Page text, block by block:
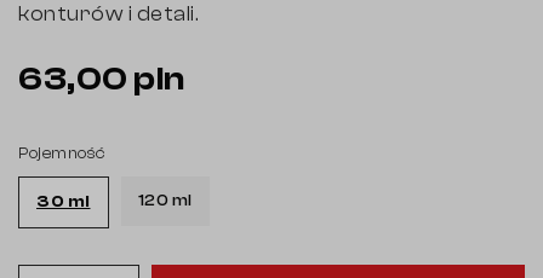
konturów i detali.
63,00 pln
Pojemność
30 ml 120 ml